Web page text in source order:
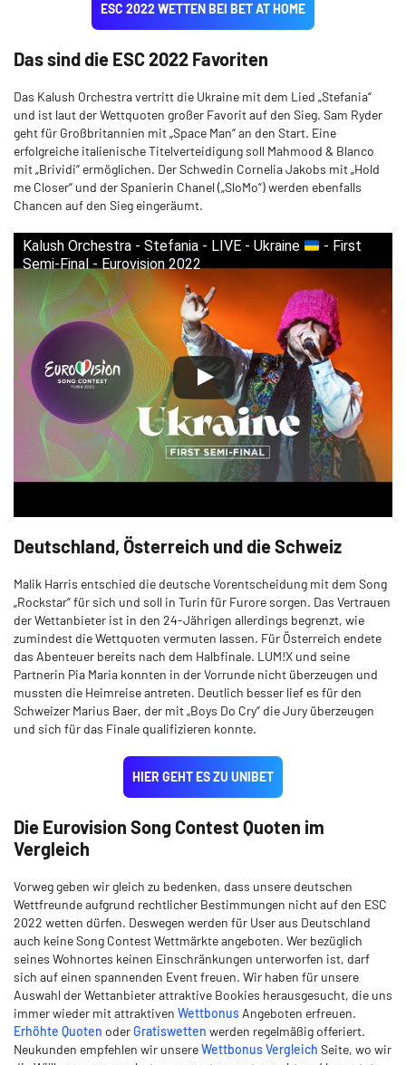
ESC 2022 WETTEN BEI BET AT HOME
Das sind die ESC 2022 Favoriten
Das Kalush Orchestra vertritt die Ukraine mit dem Lied „Stefania“
und ist laut der Wettquoten großer Favorit auf den Sieg. Sam Ryder
geht für Großbritannien mit „Space Man“ an den Start. Eine
erfolgreiche italienische Titelverteidigung soll Mahmood & Blanco
mit „Brividi“ ermöglichen. Der Schwedin Cornelia Jakobs mit „Hold
me Closer“ und der Spanierin Chanel („SloMo“) werden ebenfalls
Chancen auf den Sieg eingeräumt.
Kalush Orchestra - Stefania - LIVE - Ukraine
- First
Semi-Final - Eurovision 2022
Deutschland, Österreich und die Schweiz
Malik Harris entschied die deutsche Vorentscheidung mit dem Song
„Rockstar“ für sich und soll in Turin für Furore sorgen. Das Vertrauen
der Wettanbieter ist in den 24-Jährigen allerdings begrenzt, wie
zumindest die Wettquoten vermuten lassen. Für Österreich endete
das Abenteuer bereits nach dem Halbfinale. LUM!X und seine
Partnerin Pia Maria konnten in der Vorrunde nicht überzeugen und
mussten die Heimreise antreten. Deutlich besser lief es für den
Schweizer Marius Baer, der mit „Boys Do Cry“ die Jury überzeugen
und sich für das Finale qualifizieren konnte.
HIER GEHT ES ZU UNIBET
Die Eurovision Song Contest Quoten im
Vergleich
Vorweg geben wir gleich zu bedenken, dass unsere deutschen
Wettfreunde aufgrund rechtlicher Bestimmungen nicht auf den ESC
2022 wetten dürfen. Deswegen werden für User aus Deutschland
auch keine Song Contest Wettmärkte angeboten. Wer bezüglich
seines Wohnortes keinen Einschränkungen unterworfen ist, darf
sich auf einen spannenden Event freuen. Wir haben für unsere
Auswahl der Wettanbieter attraktive Bookies herausgesucht, die uns
immer wieder mit attraktiven Wettbonus Angeboten erfreuen.
Erhöhte Quoten oderGratiswetten werden regelmäßig offeriert.
Neukunden empfehlen wir unsereWettbonus Vergleich Seite, wo wir